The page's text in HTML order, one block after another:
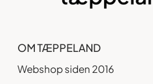
OM TÆPPELAND
Webshop siden 2016